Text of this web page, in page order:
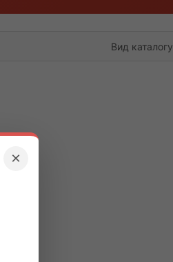
×
Вид каталогу